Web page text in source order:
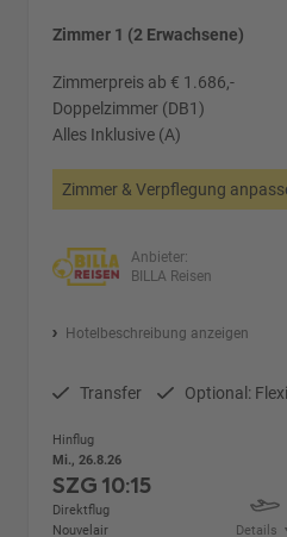
Zimmer 1 (2 Erwachsene)
Zimmerpreis ab € 1.686,-
Doppelzimmer (DB1)
Alles Inklusive (A)
Zimmer & Verpflegung
Anbieter:
BILLA Reisen
Hotelbeschreibung anzeigen
Transfer Optional:
Hinflug
Mi., 26.8.26
SZG10:15
Direktflug
Nouvelair
Details